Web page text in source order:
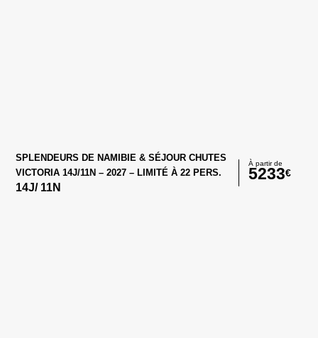
SPLENDEURS DE NAMIBIE & SÉJOUR CHUTES
VICTORIA 14J/11N – 2027 – LIMITÉ À 22 PERS.
14J/ 11N
À partir de
5233€